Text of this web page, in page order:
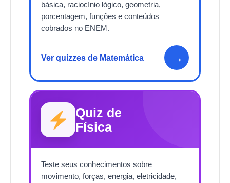
básica, raciocínio lógico, geometria,
porcentagem, funções e conteúdos
cobrados no ENEM.
Ver quizzes de Matemática →
Quiz de
Física
Teste seus conhecimentos sobre
movimento, forças, energia, eletricidade,